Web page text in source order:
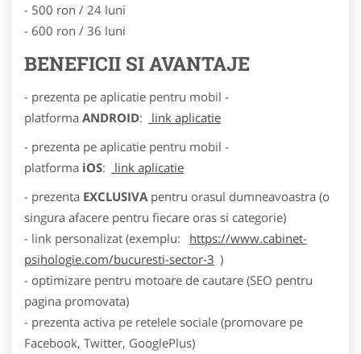
- 500 ron / 24 luni
- 600 ron / 36 luni
BENEFICII SI AVANTAJE
- prezenta pe aplicatie pentru mobil -
platforma ANDROID:
link aplicatie
- prezenta pe aplicatie pentru mobil -
platforma iOS:
link aplicatie
- prezenta EXCLUSIVA pentru orasul dumneavoastra (o
singura afacere pentru fiecare oras si categorie)
- link personalizat (exemplu:
https://www.cabinet-
psihologie.com/bucuresti-sector-3 )
- optimizare pentru motoare de cautare (SEO pentru
pagina promovata)
- prezenta activa pe retelele sociale (promovare pe
Facebook, Twitter, GooglePlus)